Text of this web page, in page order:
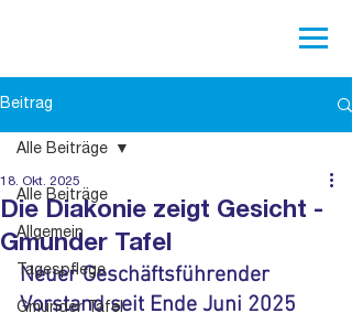
Beitrag
Alle Beiträge
Allgemein
Tagespflege
Gmunder Tafel
Alle Beiträge
Die Diakonie zeigt Gesicht -
Gmunder Tafel
18. Okt. 2025
Neuer Geschäftsführender
Vorstand seit Ende Juni 2025